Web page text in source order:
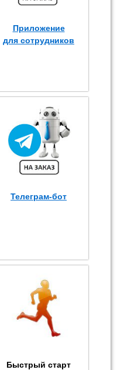
Приложение
для сотрудников
Телеграм-бот
Быстрый старт